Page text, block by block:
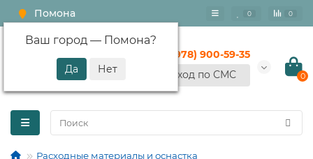
Помона
Ваш город — Помона?
0 0
+7 (978) 900-59-35
Вход по СМС
0
Расходные материалы и оснастка